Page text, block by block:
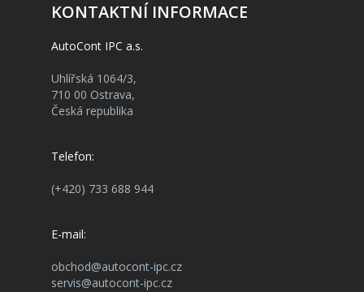
KONTAKTNÍ INFORMACE
AutoCont IPC a.s.
Uhlířská 1064/3,
710 00 Ostrava,
Česká republika
Telefon:
(+420) 733 688 944
E-mail:
obchod@autocont-ipc.cz
servis@autocont-ipc.cz